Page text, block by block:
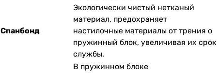
Спанбонд
Экологически чистый нетканый
материал, предохраняет
настилочные материалы от трения о
пружинный блок, увеличивая их срок
службы.
В пружинном блоке